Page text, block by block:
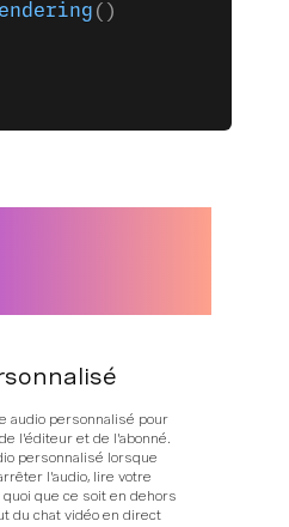
()
audio personnalisé pour
l'éditeur et de l'abonné.
personnalisé lorsque
l'audio, lire votre
que ce soit en dehors
du chat vidéo en direct